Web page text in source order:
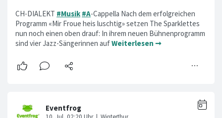
CH-DIALEKT #Musik #A-Cappella Nach dem erfolgreichen
Programm «Mir Froue heis luschtig» setzen The Sparklettes
nun noch einen oben drauf: In ihrem neuen Bühnenprogramm
sind vier Jazz-Sängerinnen aufWeiterlesen ➞